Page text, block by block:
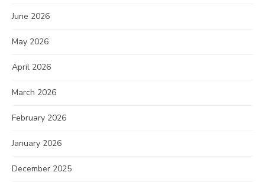
June 2026
May 2026
April 2026
March 2026
February 2026
January 2026
December 2025